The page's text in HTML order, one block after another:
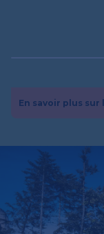
En savoir plus sur